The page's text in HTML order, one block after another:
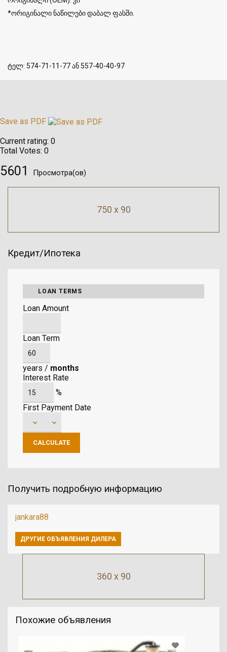
360 x 90
Похожие объявления
*ორიგინალი ნაწილები დაბალ ფასში.
ტელ: 574-71-11-77 ან 557-40-40-97
Save as PDF
Current rating: 0
Total Votes: 0
5601 Просмотра(ов)
750 x 90
Кредит/Ипотека
LOAN TERMS
Loan Amount
Loan Term
years / months
Interest Rate
%
First Payment Date
Получить подробную информацию
jankara88
ДРУГИЕ ОБЪЯВЛЕНИЯ ДИЛЕРА